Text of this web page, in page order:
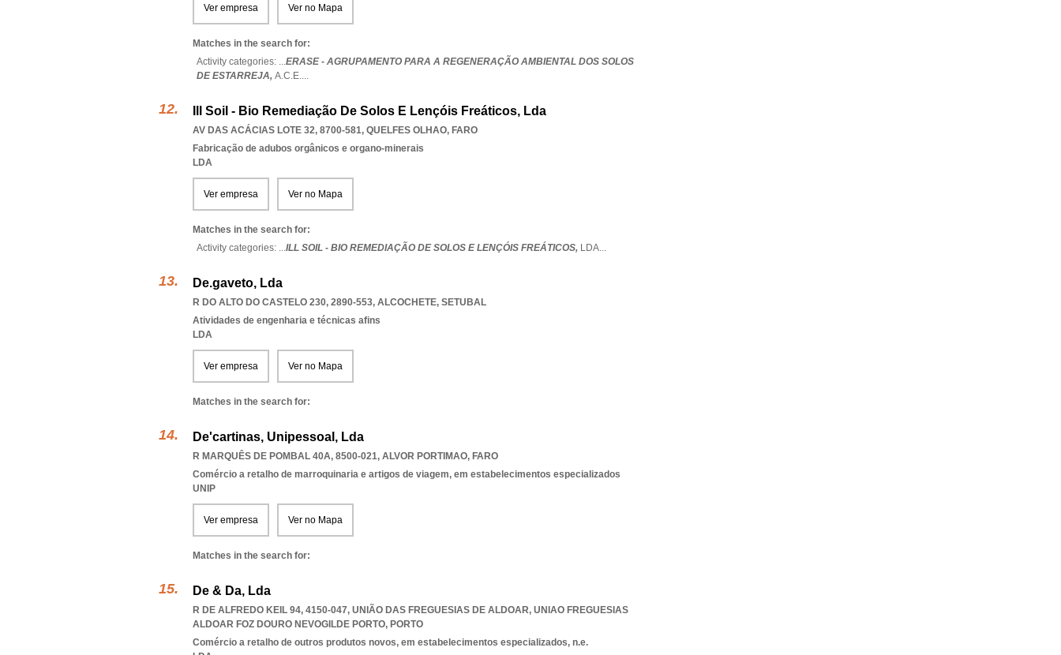
Ver empresa Ver no Mapa
Matches in the search for:
Activity categories: ...ERASE - AGRUPAMENTO PARA A REGENERAÇÃO AMBIENTAL DOS SOLOS
DE ESTARREJA, A.C.E....
Ill Soil - Bio Remediação De Solos E Lençóis Freáticos, Lda
AV DAS ACÁCIAS LOTE 32, 8700-581, QUELFES OLHAO, FARO
Fabricação de adubos orgânicos e organo-minerais
LDA
Ver empresa Ver no Mapa
Matches in the search for:
Activity categories: ...ILL SOIL - BIO REMEDIAÇÃO DE SOLOS E LENÇÓIS FREÁTICOS, LDA...
De.gaveto, Lda
R DO ALTO DO CASTELO 230, 2890-553, ALCOCHETE, SETUBAL
Atividades de engenharia e técnicas afins
LDA
Ver empresa Ver no Mapa
Matches in the search for:
De'cartinas, Unipessoal, Lda
R MARQUÊS DE POMBAL 40A, 8500-021, ALVOR PORTIMAO, FARO
Comércio a retalho de marroquinaria e artigos de viagem, em estabelecimentos especializados
UNIP
Ver empresa Ver no Mapa
Matches in the search for:
De & Da, Lda
R DE ALFREDO KEIL 94, 4150-047, UNIÃO DAS FREGUESIAS DE ALDOAR, UNIAO FREGUESIAS
ALDOAR FOZ DOURO NEVOGILDE PORTO, PORTO
Comércio a retalho de outros produtos novos, em estabelecimentos especializados, n.e.